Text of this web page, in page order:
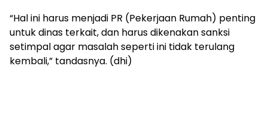
“Hal ini harus menjadi PR (Pekerjaan Rumah) penting
untuk dinas terkait, dan harus dikenakan sanksi
setimpal agar masalah seperti ini tidak terulang
kembali,” tandasnya. (dhi)